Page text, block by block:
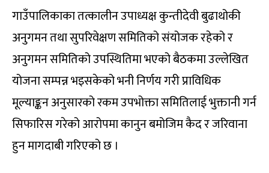
गाउँपालिकाका तत्कालीन उपाध्यक्ष कुन्तीदेवी बुढाथोकी
अनुगमन तथा सुपरिवेक्षण समितिको संयोजक रहेको र
अनुगमन समितिको उपस्थितिमा भएको बैठकमा उल्लेखित
योजना सम्पन्न भइसकेको भनी निर्णय गरी प्राविधिक
मूल्याङ्कन अनुसारको रकम उपभोक्ता समितिलाई भुक्तानी गर्न
सिफारिस गरेको आरोपमा कानुन बमोजिम कैद र जरिवाना
हुन मागदाबी गरिएको छ ।